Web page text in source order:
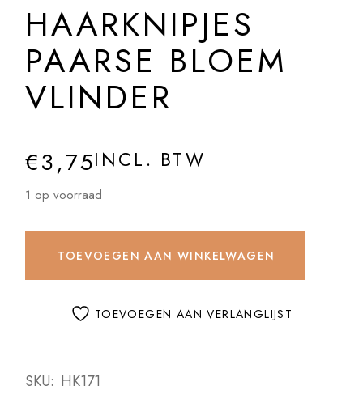
HAARKNIPJES
PAARSE BLOEM
VLINDER
€3,75INCL. BTW
1 op voorraad
TOEVOEGEN AAN WINKELWAGEN
TOEVOEGEN AAN VERLANGLIJST
SKU: HK171